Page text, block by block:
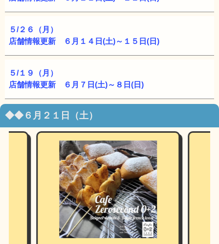
５/２６（月）
店舗情報更新 ６月１４日(土)～１５日(日)
５/１９（月）
店舗情報更新 ６月７日(土)～８日(日)
◆◆６月２１日（土）